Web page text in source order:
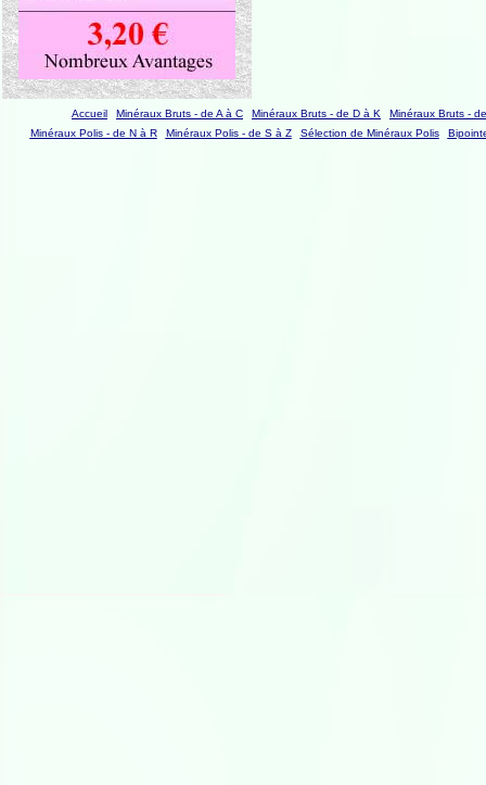
Accueil Minéraux Bruts - de A à C Minéraux Bruts - de D à K
Minéraux Bruts -
Minéraux Polis - de N à R
Minéraux Polis - de S à Z Sélection de Minéraux Polis